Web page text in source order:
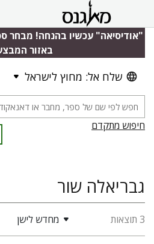
"אודיסיאה" עכשיו בהנחה! מבחר
באזור
שלח אל: מחוץ לישראל
חיפוש מתקדם
גבריאלה שור
3 תוצאות מחדש לישן